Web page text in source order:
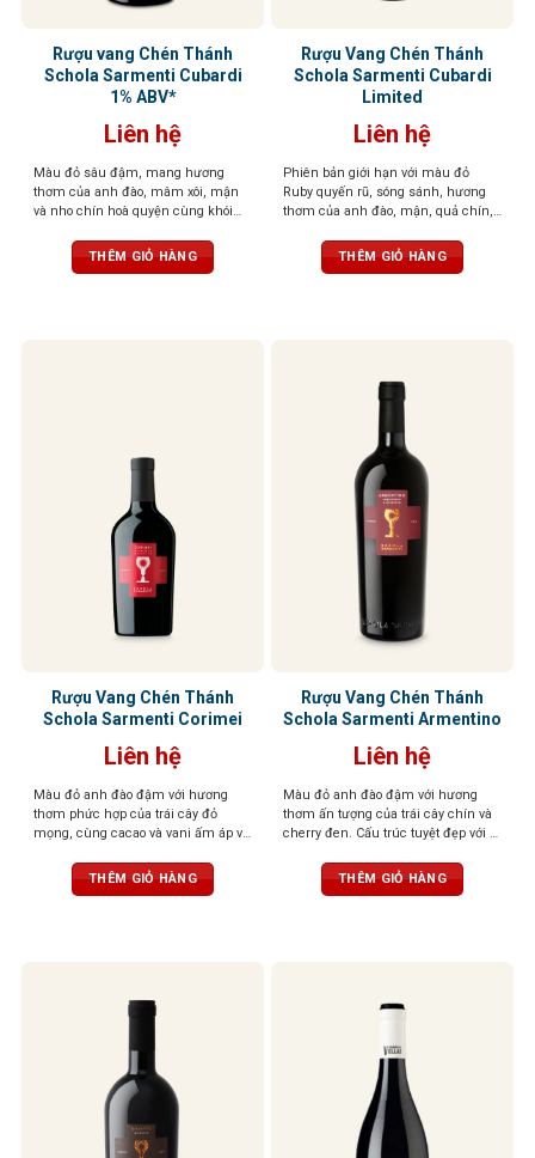
Rượu vang Chén Thánh
Schola Sarmenti Cubardi
1% ABV*
Liên hệ
Màu đỏ sâu đậm, mang hương
thơm của anh đào, mâm xôi, mận
và nho chín hoà quyện cùng khói
THÊM GIỎ HÀNG
Rượu Vang Chén Thánh
Schola Sarmenti Cubardi
Limited
Liên hệ
Phiên bản giới hạn với màu đỏ
Ruby quyến rũ, sóng sánh, hương
thơm của anh đào, mận, quả chín,
phê cháy, gỗ sồi, đất, hạnh nhân và
đinh hương. Dư vị sâu lắng, ấn
THÊM GIỎ HÀNG
Rượu Vang Chén Thánh
Schola Sarmenti Corimei
Liên hệ
Màu đỏ anh đào đậm với hương
thơm phức hợp của trái cây đỏ
mọng, cùng cacao và vani ấm áp và
mượt, dư vị cân bằng và thanh lịch
THÊM GIỎ HÀNG
Rượu Vang Chén Thánh
Schola Sarmenti Armentino
Liên hệ
Màu đỏ anh đào đậm với hương
thơm ấn tượng của trái cây chín và
cherry đen. Cấu trúc tuyệt đẹp với vị
trưởng thành và dẻo dai
THÊM GIỎ HÀNG